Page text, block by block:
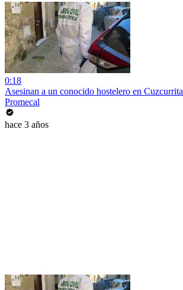
0:18
Asesinan a un conocido hostelero en Cuzcurrita
Promecal
hace 3 años